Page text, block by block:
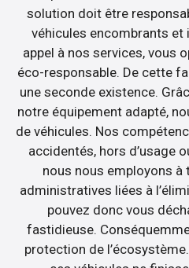
solution doit être
véhicules encombrants et
appel à nos services, vous
éco-responsable. De cette
une seconde existence.
notre équipement adapté,
de véhicules. Nos
accidentés, hors d’usage
nous nous employons
administratives liées à
pouvez donc vous
fastidieuse.
protection de